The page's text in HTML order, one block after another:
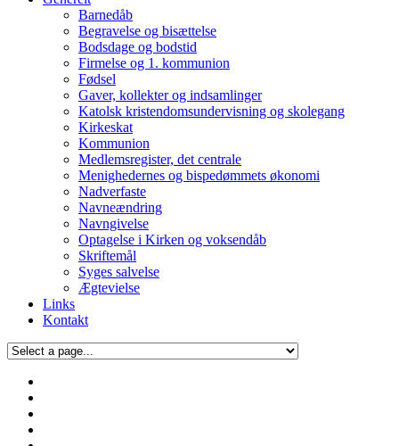
Barnedåb
Begravelse og bisættelse
Bodsdage og bodstid
Firmelse og 1. kommunion
Fødsel
Gaver, kollekter og indsamlinger
Katolsk kristendomsundervisning og skolegang
Kirkeskat
Kommunion
Medlemsregister, det centrale
Menighedernes og bispedømmets økonomi
Nadverfaste
Navneændring
Navngivelse
Optagelse i Kirken og voksendåb
Skriftemål
Syges salvelse
Ægtevielse
Links
Kontakt